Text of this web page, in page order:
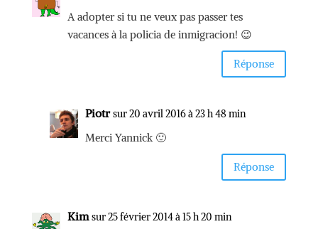
A adopter si tu ne veux pas passer tes
vacances à la policia de inmigracion! 😉
Réponse
Piotr sur 20 avril 2016 à 23 h 48 min
Merci Yannick 🙂
Réponse
Kim sur 25 février 2014 à 15 h 20 min